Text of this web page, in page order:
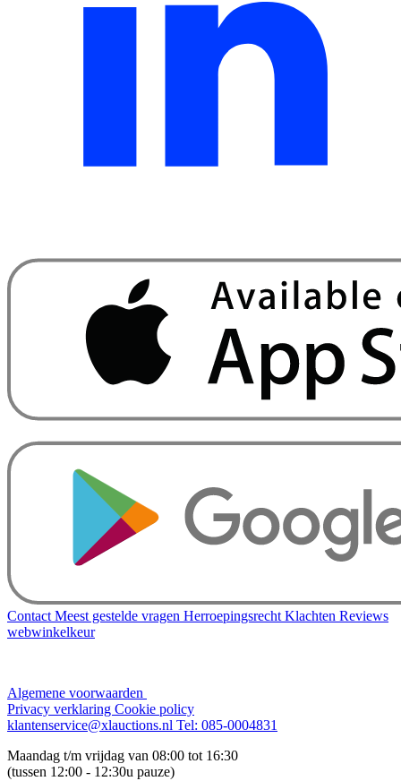
Contact Meest gestelde vragen Herroepingsrecht Klachten Reviews
webwinkelkeur
Algemene voorwaarden
Privacy verklaring Cookie policy
klantenservice@xlauctions.nl Tel: 085-0004831
Maandag t/m vrijdag van 08:00 tot 16:30
(tussen 12:00 - 12:30u pauze)